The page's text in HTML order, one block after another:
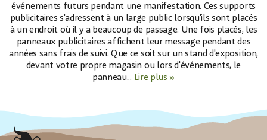
événements futurs pendant une manifestation. Ces supports
publicitaires s'adressent à un large public lorsqu'ils sont placés
à un endroit où il y a beaucoup de passage. Une fois placés, les
panneaux publicitaires affichent leur message pendant des
années sans frais de suivi. Que ce soit sur un stand d'exposition,
devant votre propre magasin ou lors d'événements, le
panneau... Lire plus »